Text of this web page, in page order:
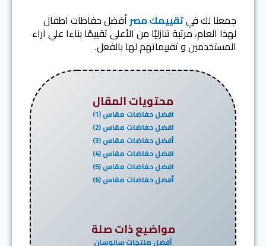
جمعنا لك فيتقييمك مصر أفضل حفاظات اطفال
لهذا العام، مرتبة تنازليًا من الأعلى تقييمًا بناءا علي اراء
المستخدمين و تقييماتهم لها بالفعل.
محتويات المقال
افضل حفاضات مقاس (1)
افضل حفاضات مقاس (2)
أفضل حفاضات مقاس (3)
افضل حفاضات مقاس (4)
افضل حفاضات مقاس (5)
أفضل حفاضات مقاس (6)
مواضيع ذات صلة
أفضل منتجات سانوسان